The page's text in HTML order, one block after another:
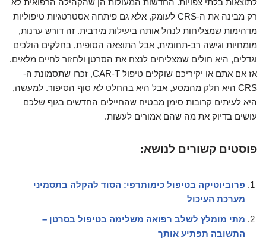
לתוצאות בלתי צפויות. החדשות המעולות הן שהקהילה הרפואית לא
רק מבינה את ה-CRS לעומק, אלא גם פיתחה אסטרטגיות טיפוליות
מדהימות שמצליחות לנהל אותה ביעילות מירבית. זה דורש ערנות,
מומחיות וגישה רב-תחומית, אבל התוצאה הסופית, בחלקים הולכים
וגדלים, היא חולים שמצליחים לנצח את הסרטן ולחזור לחיים מלאים.
אז אם אתם או יקיריכם שוקלים טיפול CAR-T, זכרו שתסמונת ה-
CRS היא חלק מהמסע, אבל היא בהחלט לא סוף הסיפור. למעשה,
היא לעיתים קרובות סימן מבטיח שהחיילים החדשים בגוף שלכם
עושים בדיוק את מה שהם אמורים לעשות.
פוסטים קשורים לנושא:
פרוביוטיקה בטיפול כימותרפי: הסוד להקלה בתסמיני
מערכת העיכול
מתי מומלץ לשלב רפואה משלימה בטיפול בסרטן –
התשובה תפתיע אותך